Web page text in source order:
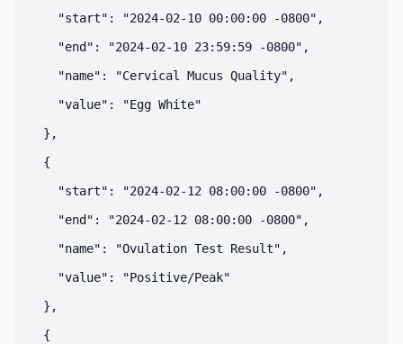
    "start": "2024-02-10 00:00:00 -0800",
    "end": "2024-02-10 23:59:59 -0800",
    "name": "Cervical Mucus Quality",
    "value": "Egg White"
  },
  {
    "start": "2024-02-12 08:00:00 -0800",
    "end": "2024-02-12 08:00:00 -0800",
    "name": "Ovulation Test Result",
    "value": "Positive/Peak"
  },
  {